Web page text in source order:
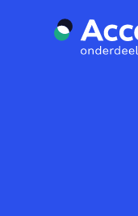
Naar hoofdinhoud